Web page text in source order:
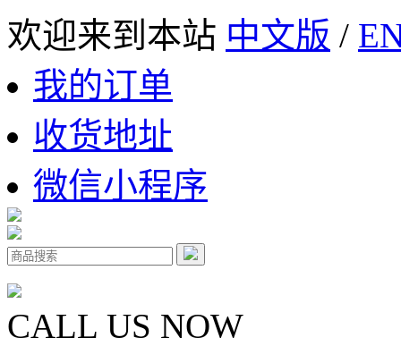
欢迎来到本站 中文版 /
我的订单
收货地址
微信小程序
CALL US NOW